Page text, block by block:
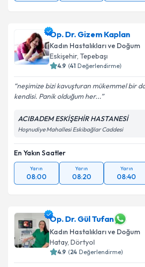
Op. Dr. Gizem Kaplan
Kadın Hastalıkları ve Doğum
Eskişehir, Tepebaşı
4.9 (41 Değerlendirme)
neşimize bizi kavuşturan mükemmel bir
kendisi. Panik olduğum her...
ACIBADEM ESKİŞEHİR HASTANESİ
Hoşnudiye Mahallesi Eskibağlar Caddesi
En Yakın Saatler
Yarın
08:00
Yarın
08:20
Yarın
08:40
Op. Dr. Gül Tufan
Kadın Hastalıkları ve Doğum
Hatay, Dörtyol
4.9 (24 Değerlendirme)